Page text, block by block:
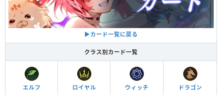
▶︎カード一覧に戻る
クラス別カード一覧
エルフ ロイヤル ウィッチ ドラゴン